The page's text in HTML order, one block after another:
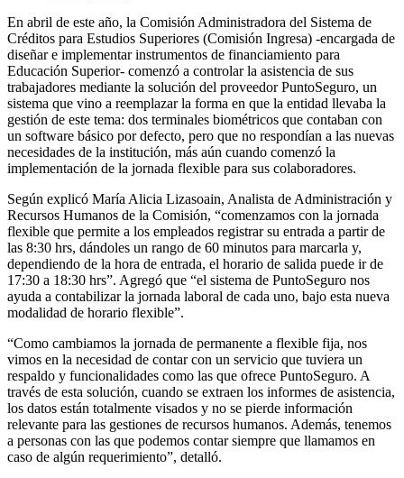
En abril de este año, la Comisión Administradora del Sistema de
Créditos para Estudios Superiores (Comisión Ingresa) -encargada de
diseñar e implementar instrumentos de financiamiento para
Educación Superior- comenzó a controlar la asistencia de sus
trabajadores mediante la solución del proveedor PuntoSeguro, un
sistema que vino a reemplazar la forma en que la entidad llevaba la
gestión de este tema: dos terminales biométricos que contaban con
un software básico por defecto, pero que no respondían a las nuevas
necesidades de la institución, más aún cuando comenzó la
implementación de la jornada flexible para sus colaboradores.
Según explicó María Alicia Lizasoain, Analista de Administración y
Recursos Humanos de la Comisión, “comenzamos con la jornada
flexible que permite a los empleados registrar su entrada a partir de
las 8:30 hrs, dándoles un rango de 60 minutos para marcarla y,
dependiendo de la hora de entrada, el horario de salida puede ir de
17:30 a 18:30 hrs”. Agregó que “el sistema de PuntoSeguro nos
ayuda a contabilizar la jornada laboral de cada uno, bajo esta nueva
modalidad de horario flexible”.
“Como cambiamos la jornada de permanente a flexible fija, nos
vimos en la necesidad de contar con un servicio que tuviera un
respaldo y funcionalidades como las que ofrece PuntoSeguro. A
través de esta solución, cuando se extraen los informes de asistencia,
los datos están totalmente visados y no se pierde información
relevante para las gestiones de recursos humanos. Además, tenemos
a personas con las que podemos contar siempre que llamamos en
caso de algún requerimiento”, detalló.